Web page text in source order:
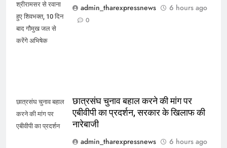
श्रीरामसर से रवाना
हुए शिवभक्त, 10 दिन
बाद गौमुख जल से
करेंगे अभिषेक
admin_tharexpressnews
6 hours ago
0
छात्रसंघ चुनाव बहाल
करने की मांग पर
एबीवीपी का प्रदर्शन
छात्रसंघ चुनाव बहाल करने की मांग पर
एबीवीपी का प्रदर्शन, सरकार के खिलाफ की
नारेबाजी
admin_tharexpressnews
6 hours ago